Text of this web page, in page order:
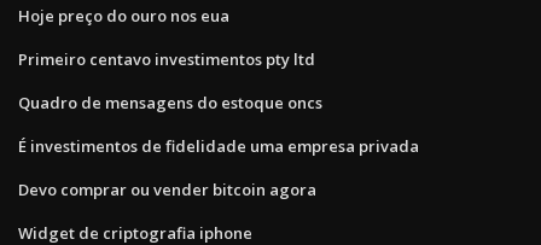
Hoje preço do ouro nos eua
Primeiro centavo investimentos pty ltd
Quadro de mensagens do estoque oncs
É investimentos de fidelidade uma empresa privada
Devo comprar ou vender bitcoin agora
Widget de criptografia iphone